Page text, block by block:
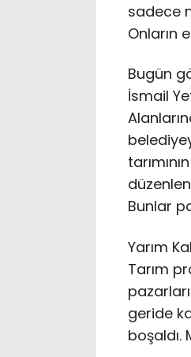
sadece
Onların
Bugün
İsmail
Bunlar
Yarım
Tarım
geride
boşaldı.